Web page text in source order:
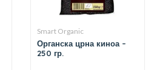
Smart Organic
Органска црна киноа –
250 гр.